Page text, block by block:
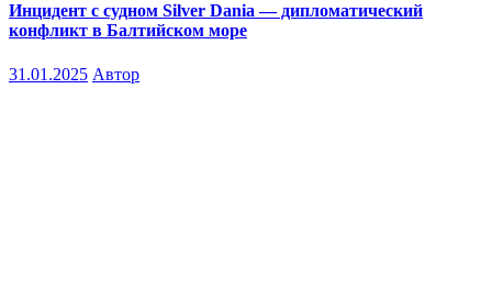
Инцидент с судном Silver Dania — дипломатический
конфликт в Балтийском море
31.01.2025 Автор